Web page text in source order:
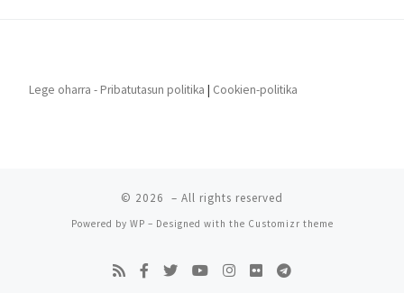
Lege oharra - Pribatutasun politika | Cookien-politika
© 2026 – All rights reserved
Powered by WP – Designed with the Customizr theme